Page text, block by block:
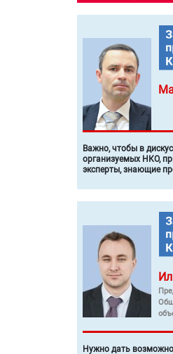
Важно, чтобы в
организуемых НКО,
эксперты, знающие
Нужно дать